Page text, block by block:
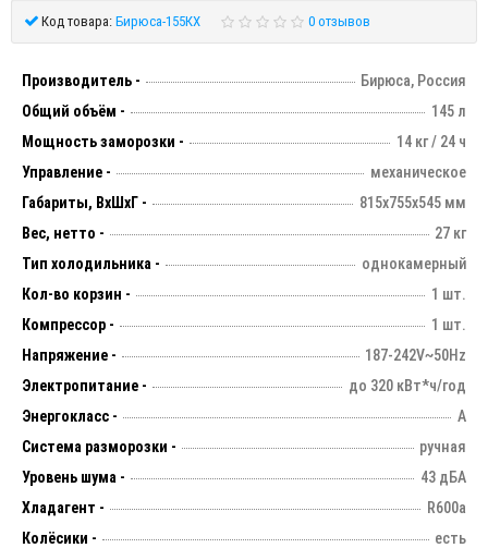
Код товара: Бирюса-155КХ 0 отзывов
Производитель -
Бирюса, Россия
Общий объём -
145 л
Мощность заморозки -
14 кг / 24 ч
Управление -
механическое
Габариты, ВхШхГ -
815х755х545 мм
Вес, нетто -
27 кг
Тип холодильника -
однокамерный
Кол-во корзин -
1 шт.
Компрессор -
1 шт.
Напряжение -
187-242V~50Hz
Электропитание -
до 320 кВт*ч/год
Энергокласс -
А
Система разморозки -
ручная
Уровень шума -
43 дБА
Хладагент -
R600a
Колёсики -
есть